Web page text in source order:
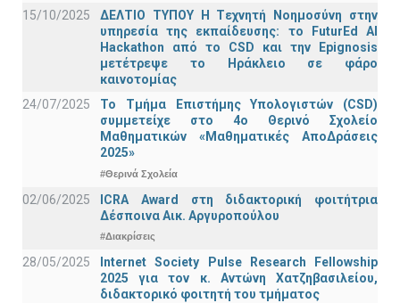
15/10/2025
ΔΕΛΤΙΟ ΤΥΠΟΥ H Tεχνητή Νοημοσύνη στην
υπηρεσία της εκπαίδευσης: το FuturEd AI
Hackathon από το CSD και την Epignosis
μετέτρεψε το Ηράκλειο σε φάρο
καινοτομίας
24/07/2025
Το Τμήμα Επιστήμης Υπολογιστών (CSD)
συμμετείχε στο 4ο Θερινό Σχολείο
Μαθηματικών «Μαθηματικές ΑποΔράσεις
2025»
#Θερινά Σχολεία
02/06/2025
ICRA Award στη διδακτορική φοιτήτρια
Δέσποινα Αικ. Αργυροπούλου
#Διακρίσεις
28/05/2025
Internet Society Pulse Research Fellowship
2025 για τον κ. Αντώνη Χατζηβασιλείου,
διδακτορικό φοιτητή του τμήματος